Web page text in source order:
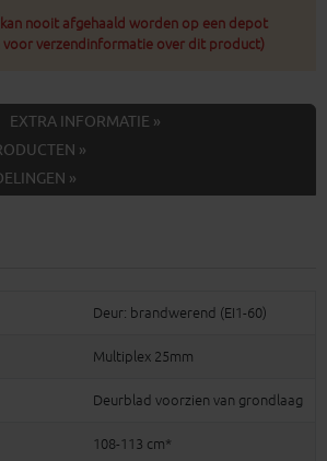
nooit afgehaald worden op een depot
voor verzendinformatie over dit product)
EXTRA INFORMATIE »
»
»
Deur: brandwerend (EI1-60)
Multiplex 25mm
Deurblad voorzien van grondlaag
108-113 cm*